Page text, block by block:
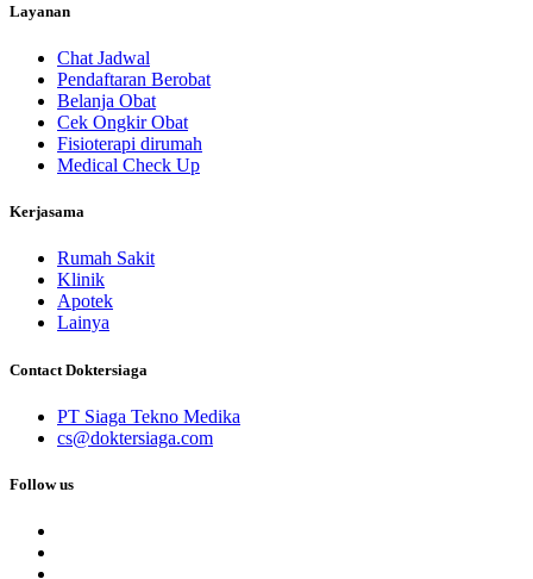
Layanan
Chat Jadwal
Pendaftaran Berobat
Belanja Obat
Cek Ongkir Obat
Fisioterapi dirumah
Medical Check Up
Kerjasama
Rumah Sakit
Klinik
Apotek
Lainya
Contact Doktersiaga
PT Siaga Tekno Medika
cs@doktersiaga.com
Follow us